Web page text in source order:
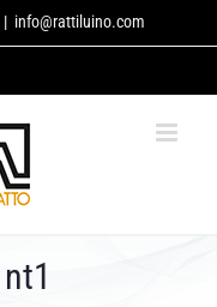
| info@rattiluino.com